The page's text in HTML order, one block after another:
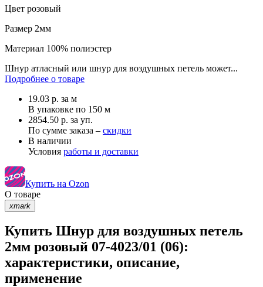
Цвет розовый
Размер 2мм
Материал 100% полиэстер
Шнур атласный или шнур для воздушных петель может...
Подробнее о товаре
19.03 р. за м
В упаковке по 150 м
2854.50 р. за уп.
По сумме заказа – скидки
В наличии
Условия работы и доставки
Купить на Ozon
О товаре
xmark
Купить Шнур для воздушных петель
2мм розовый 07-4023/01 (06):
характеристики, описание,
применение